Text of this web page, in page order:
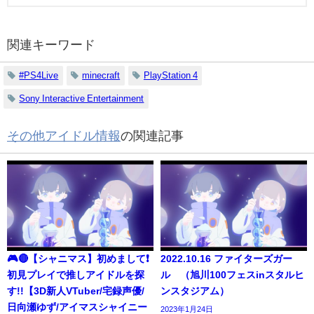
関連キーワード
#PS4Live minecraft PlayStation 4
Sony Interactive Entertainment
その他アイドル情報の関連記事
🎮🔴【シャニマス】初めまして❗️
初見プレイで推しアイドルを探
す!!【3D新人VTuber/宅録声優/
日向瀬ゆず/アイマスシャイニー
2022.10.16 ファイターズガー
ル （旭川100フェスinスタルヒ
ンスタジアム）
2023年1月24日